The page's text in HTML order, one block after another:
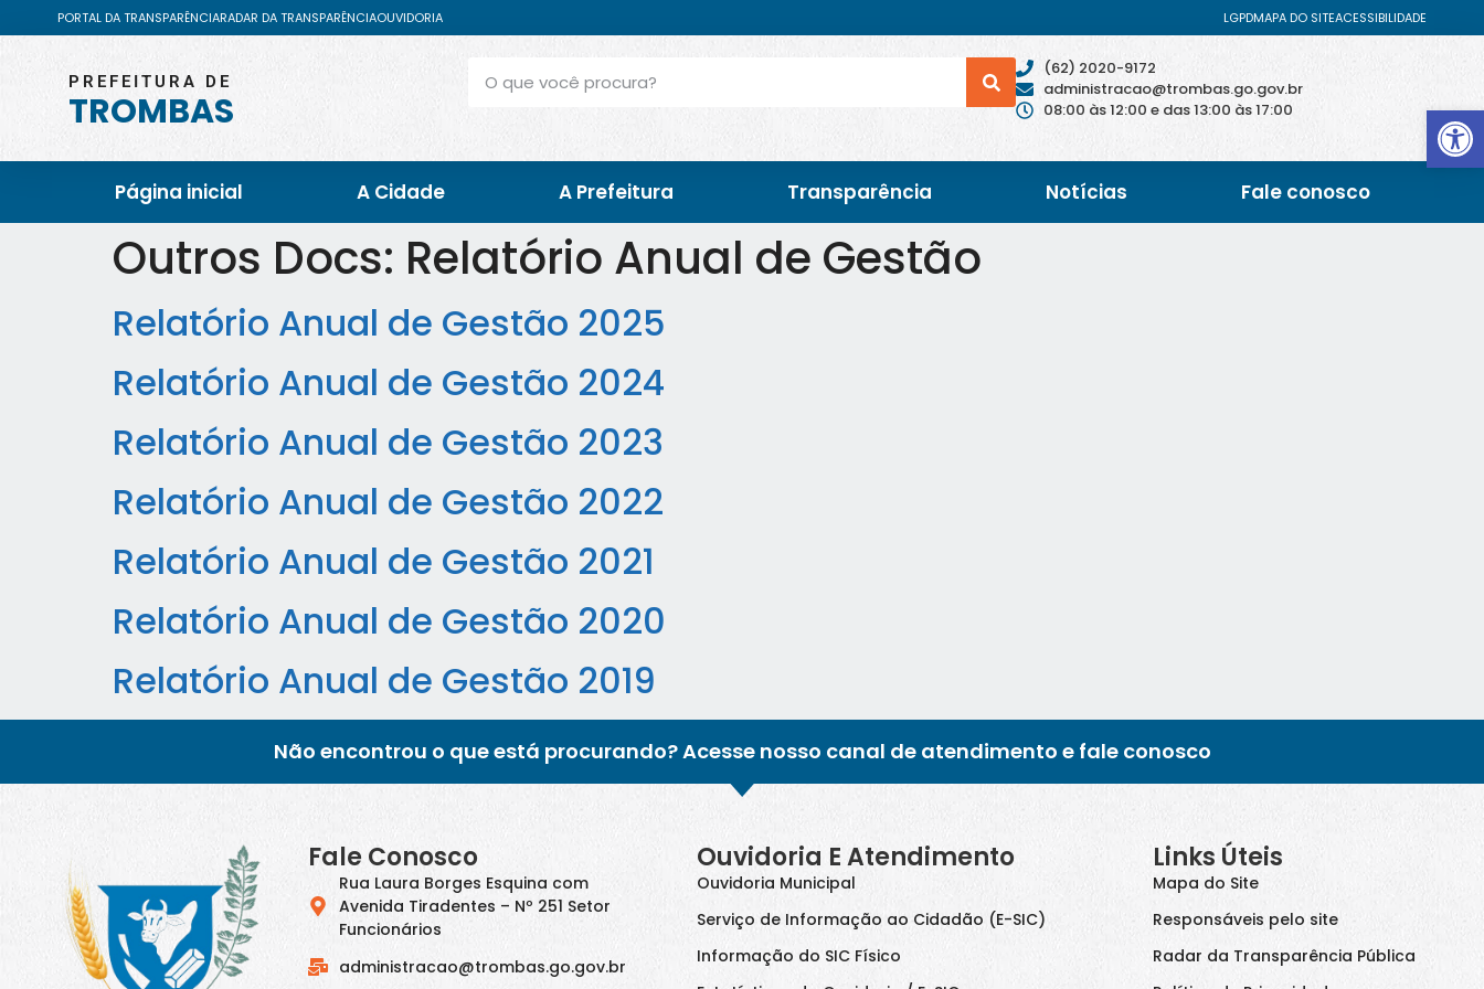
PORTAL DA TRANSPARÊNCIARADAR DA TRANSPARÊNCIAOUVIDORIA LGPDMAPA DO SITEACESSIBILIDADE
PREFEITURA DE
TROMBAS
(62) 2020-9172
administracao@trombas.go.gov.br
08:00 às 12:00 e das 13:00 às 17:00
Página inicial A Cidade A Prefeitura Transparência Notícias Fale conosco
Outros Docs: Relatório Anual de Gestão
Relatório Anual de Gestão 2025
Relatório Anual de Gestão 2024
Relatório Anual de Gestão 2023
Relatório Anual de Gestão 2022
Relatório Anual de Gestão 2021
Relatório Anual de Gestão 2020
Relatório Anual de Gestão 2019
Não encontrou o que está procurando? Acesse nosso canal de atendimento e fale conosco
Fale Conosco
Rua Laura Borges Esquina com
Avenida Tiradentes – Nº 251 Setor
Funcionários
administracao@trombas.go.gov.br
Ouvidoria E Atendimento
Ouvidoria Municipal
Serviço de Informação ao Cidadão (E-SIC)
Informação do SIC Físico
Links Úteis
Mapa do Site
Responsáveis pelo site
Radar da Transparência Pública
Abrir